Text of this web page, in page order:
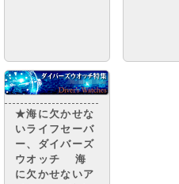
★海に欠かせな
いライフセーバ
ー、ダイバーズ
ウオッチ 海
に欠かせないア